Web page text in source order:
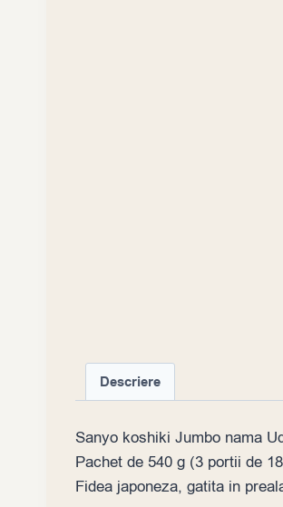
Descriere
Sanyo koshiki Jumbo nama
Pachet de 540 g (3 portii de
Fidea japoneza, gatita in